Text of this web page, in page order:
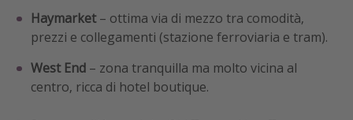
Haymarket– ottima via di mezzo tra comodità,
prezzi e collegamenti (stazione ferroviaria e tram).
West End – zona tranquilla ma molto vicina al
centro, ricca di hotel boutique.